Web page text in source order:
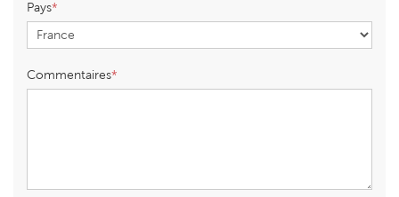
Pays
Commentaires